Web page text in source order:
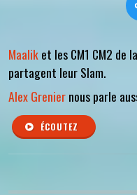
Maaliket les CM1 CM2 de
partagent leur Slam.
Alex Greniernous parle
ÉCOUTEZ